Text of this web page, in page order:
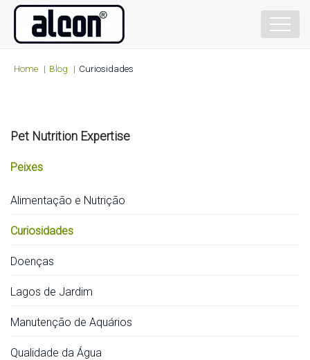
Home Blog Curiosidades
Pet Nutrition Expertise
Peixes
Alimentação e Nutrição
Curiosidades
Doenças
Lagos de Jardim
Manutenção de Aquários
Qualidade da Água